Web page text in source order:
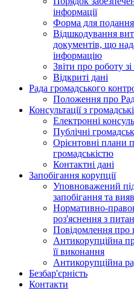
інформації
Форма для
Відшкодування
документів, що
інформацію
Звіти про роботу
Відкриті дані
Рада громадського
Положення про
Консультації з
Електронні
Публічні
Орієнтовні плани
громадськістю
Контактні дані
Запобігання корупції
Уповноважений
запобігання та
Нормативно-
роз'яснення з
Повідомлення про
Антикорупційна
її виконання
Антикорупційна
Безбар'єрність
Контакти